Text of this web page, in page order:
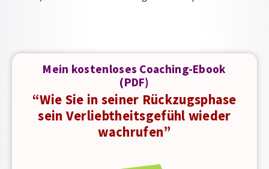
Mein kostenloses Coaching-Ebook
(PDF)
“Wie Sie in seiner Rückzugsphase
sein Verliebtheitsgefühl wieder
wachrufen”